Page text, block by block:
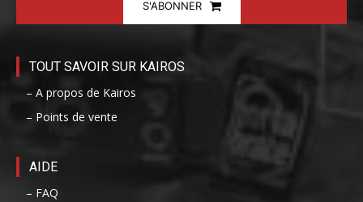
S'ABONNER
TOUT SAVOIR SUR KAIROS
– A propos de Kairos
– Points de vente
AIDE
– FAQ